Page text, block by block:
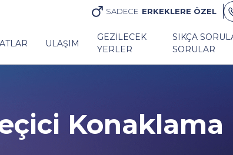
SADECE ERKEKLERE ÖZEL
ULAŞIM
GEZILECEK
YERLER
SIKÇA
SORULAR
Konaklama